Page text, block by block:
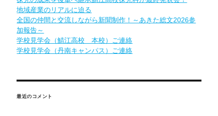
地域産業のリアルに迫る
全国の仲間と交流しながら新聞制作！～あきた総文2026参
加報告～
学校見学会（鯖江高校 本校）ご連絡
学校見学会（丹南キャンパス）ご連絡
最近のコメント